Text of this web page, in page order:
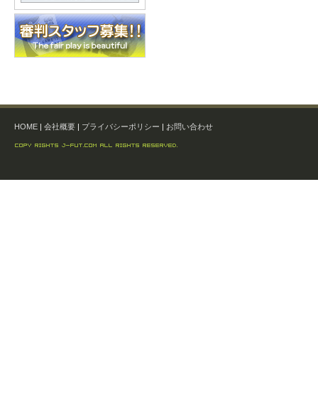
HOME | 会社概要 | プライバシーポリシー | お問い合わせ